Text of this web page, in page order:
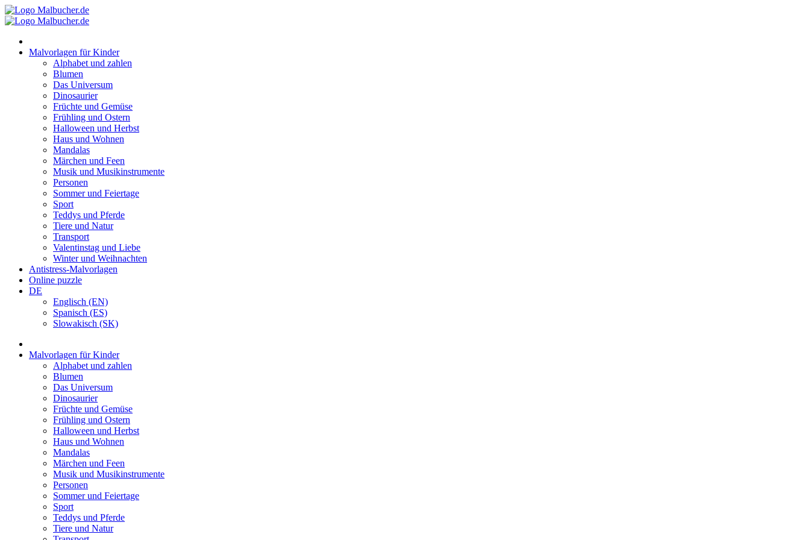
Zum
Inhalt
Malvorlagen für Kinder
Alphabet und zahlen
Blumen
Das Universum
Dinosaurier
Früchte und Gemüse
Frühling und Ostern
Halloween und Herbst
Haus und Wohnen
Mandalas
Märchen und Feen
Musik und Musikinstrumente
Personen
Sommer und Feiertage
Sport
Teddys und Pferde
Tiere und Natur
Transport
Valentinstag und Liebe
Winter und Weihnachten
Antistress-Malvorlagen
Online puzzle
DE
Englisch (EN)
Spanisch (ES)
Slowakisch (SK)
Malvorlagen für Kinder
Alphabet und zahlen
Blumen
Das Universum
Dinosaurier
Früchte und Gemüse
Frühling und Ostern
Halloween und Herbst
Haus und Wohnen
Mandalas
Märchen und Feen
Musik und Musikinstrumente
Personen
Sommer und Feiertage
Sport
Teddys und Pferde
Tiere und Natur